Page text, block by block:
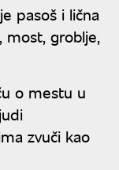
pasoš i lična
most, groblje,
o mestu u
zvuči kao